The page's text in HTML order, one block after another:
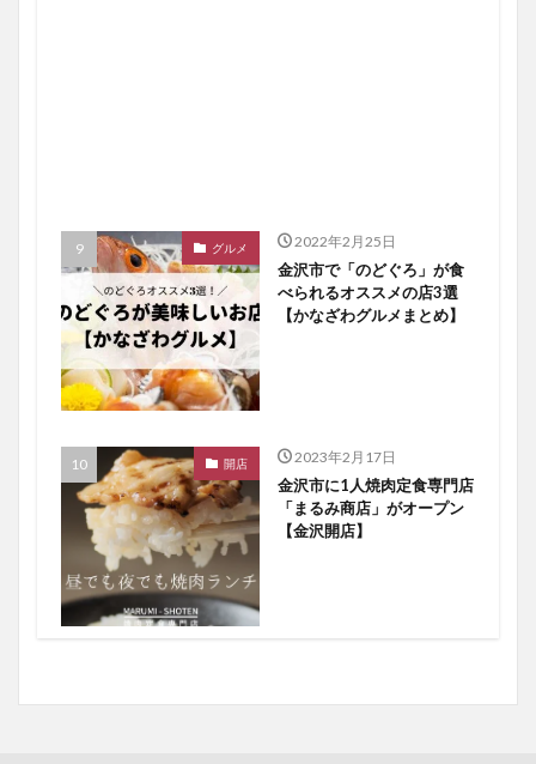
グルメ 2022年2月25日
金沢市で「のどぐろ」が食
べられるオススメの店3選
【かなざわグルメまとめ】
開店 2023年2月17日
金沢市に1人焼肉定食専門店
「まるみ商店」がオープン
【金沢開店】